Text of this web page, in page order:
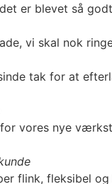
er blevet så
vi skal nok
tak for at
vores nye
flink, fleksibel